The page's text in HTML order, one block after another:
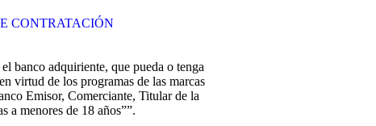
CONTRATACIÓN
banco adquiriente, que pueda o tenga
virtud de los programas de las marcas
Emisor, Comerciante, Titular de la
a menores de 18 años””.